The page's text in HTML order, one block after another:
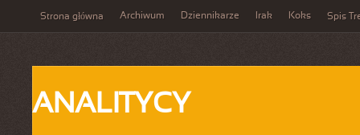
Strona główna Archiwum Dziennikarze Irak Koks Spis
ANALITYCY